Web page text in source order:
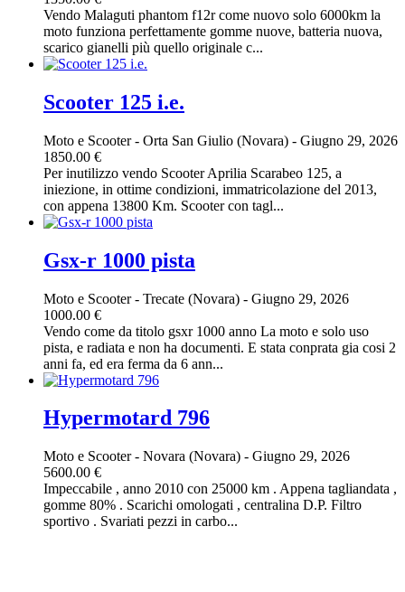
Vendo Malaguti phantom f12r come nuovo solo 6000km la
moto funziona perfettamente gomme nuove, batteria nuova,
scarico gianelli più quello originale c...
Scooter 125 i.e.
Moto e Scooter- Orta San Giulio (Novara) - Giugno 29, 2026
1850.00 €
Per inutilizzo vendo Scooter Aprilia Scarabeo 125, a
iniezione, in ottime condizioni, immatricolazione del 2013,
con appena 13800 Km. Scooter con tagl...
Gsx-r 1000 pista
Moto e Scooter- Trecate (Novara) - Giugno 29, 2026
1000.00 €
Vendo come da titolo gsxr 1000 anno La moto e solo uso
pista, e radiata e non ha documenti. E stata conprata gia cosi 2
anni fa, ed era ferma da 6 ann...
Hypermotard 796
Moto e Scooter- Novara (Novara) - Giugno 29, 2026
5600.00 €
Impeccabile , anno 2010 con 25000 km . Appena tagliandata ,
gomme 80% . Scarichi omologati , centralina D.P. Filtro
sportivo . Svariati pezzi in carbo...